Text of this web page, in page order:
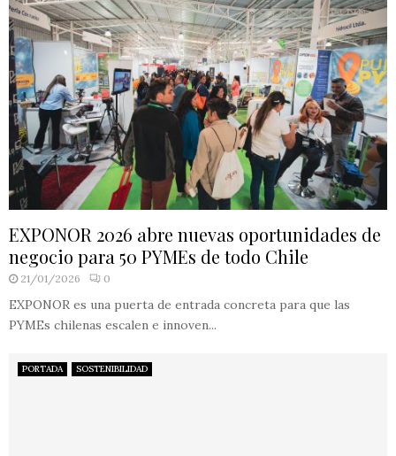
EXPONOR 2026 abre nuevas oportunidades de
negocio para 50 PYMEs de todo Chile
21/01/2026 0
EXPONOR es una puerta de entrada concreta para que las
PYMEs chilenas escalen e innoven...
PORTADA SOSTENIBILIDAD